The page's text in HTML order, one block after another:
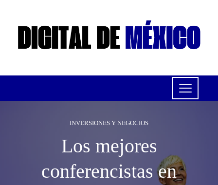
INVERSIONES Y NEGOCIOS
Los mejores
conferencistas en